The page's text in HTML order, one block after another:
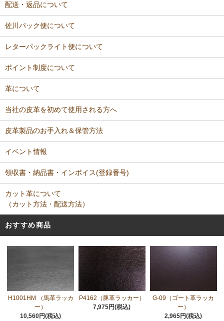
配送・返品について
佐川パック便について
レターパックライト便について
ポイント制度について
革について
当社の皮革を初めて使用される方へ
皮革製品のお手入れ＆保管方法
イベント情報
領収書・納品書・インボイス(登録番号)
カット革について
（カット方法・配送方法）
おすすめ商品
H1001HM （馬革ラッカ
ー）
10,560円(税込)
P4162（豚革ラッカー）
7,975円(税込)
G-09（ゴート革ラッカ
ー）
2,965円(税込)